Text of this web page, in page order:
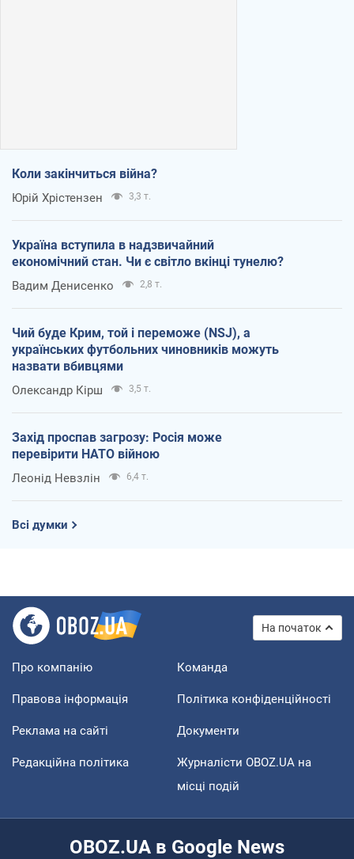
Коли закінчиться війна?
Юрій Хрістензен 3,3 т.
Україна вступила в надзвичайний
економічний стан. Чи є світло вкінці тунелю?
Вадим Денисенко 2,8 т.
Чий буде Крим, той і переможе (NSJ), а
українських футбольних чиновників можуть
назвати вбивцями
Олександр Кірш 3,5 т.
Захід проспав загрозу: Росія може
перевірити НАТО війною
Леонід Невзлін 6,4 т.
Всі думки
На початок
Про компанію Команда
Правова інформація Політика конфіденційності
Реклама на сайті Документи
Редакційна політика
Журналісти OBOZ.UA на
місці подій
OBOZ.UA в Google News